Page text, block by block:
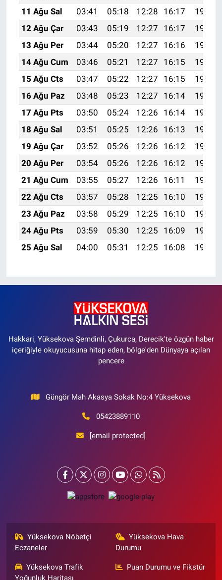
11 Ağu Sal
03:41 05:18 12:28 16:17
19:27
12 Ağu Çar
03:43 05:19 12:27 16:17
19:26
13 Ağu Per
03:44 05:20 12:27 16:16
19:25
14 Ağu Cum
03:46 05:21 12:27 16:15
19:23
15 Ağu Cts
03:47 05:22 12:27 16:15
19:22
16 Ağu Paz
03:48 05:23 12:27 16:14
19:21
17 Ağu Pts
03:50 05:24 12:26 16:14
19:19
18 Ağu Sal
03:51 05:25 12:26 16:13
19:18
19 Ağu Çar
03:52 05:26 12:26 16:12
19:17
20 Ağu Per
03:54 05:26 12:26 16:12
19:15
21 Ağu Cum
03:55 05:27 12:26 16:11
19:14
22 Ağu Cts
03:57 05:28 12:25 16:10
19:12
23 Ağu Paz
03:58 05:29 12:25 16:10
19:11
24 Ağu Pts
03:59 05:30 12:25 16:09
19:09
25 Ağu Sal
04:00 05:31 12:25 16:08 19:08
Hakkari, Yüksekova Şemdinli, Çukurca, Derecik'te özgün haber
içeriğiyle okuyucusuna hitap eden, bölge'den Dünyaya açılan
pencere
Güngör Mah Akasya Sokak No:4 Yüksekova
05423889110
[email protected]
Yüksekova Nöbetçi
Eczaneler
Yüksekova Hava
Durumu
Yüksekova Trafik
Yoğunluk Haritası
Puan Durumu ve Fikstür